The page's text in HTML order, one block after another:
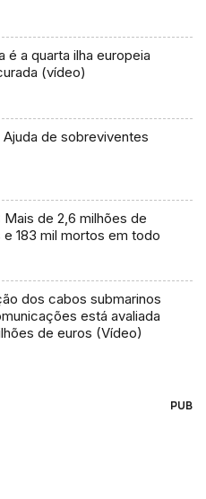
é a quarta ilha europeia
(vídeo)
Ajuda de sobreviventes
Mais de 2,6 milhões de
183 mil mortos em todo
dos cabos submarinos
está avaliada
de euros (Vídeo)
PUB